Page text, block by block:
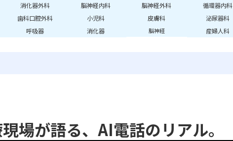
消化器外科 脳神経内科 脳神経外科
循環器内科
歯科口腔外科 小児科 皮膚科
泌尿器科
呼吸器 消化器 脳神経 産婦人科
場が語る、AI電話のリアル。